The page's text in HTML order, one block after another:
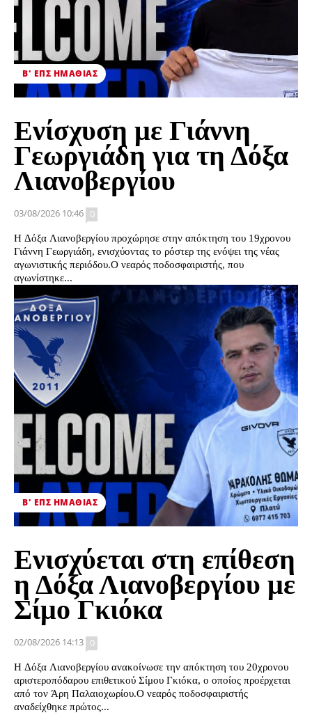
Β' ΕΠΣ ΗΜΑΘΊΑΣ
Ενίσχυση με Γιάννη
Γεωργιάδη για τη Δόξα
Λιανοβεργίου
03/08/2026 10:46 0
Η Δόξα Λιανοβεργίου προχώρησε στην απόκτηση του 19χρονου
Γιάννη Γεωργιάδη, ενισχύοντας το ρόστερ της ενόψει της νέας
αγωνιστικής περιόδου.Ο νεαρός ποδοσφαιριστής, που
αγωνίστηκε...
Β' ΕΠΣ ΗΜΑΘΊΑΣ
Ενισχύεται στη επίθεση
η Δόξα Λιανοβεργίου με
Σίμο Γκιόκα
02/08/2026 14:13 0
Η Δόξα Λιανοβεργίου ανακοίνωσε την απόκτηση του 20χρονου
αριστεροπόδαρου επιθετικού Σίμου Γκιόκα, ο οποίος προέρχεται
από τον Άρη Παλαιοχωρίου.Ο νεαρός ποδοσφαιριστής
αναδείχθηκε πρώτος...